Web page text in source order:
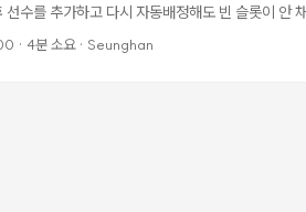
선수를 추가하고 다시 자동배정해도 빈 슬롯이 안
그가 동시에 나타난 케이스였다. 증상 정리 조작
· 4분 소요· Seunghan